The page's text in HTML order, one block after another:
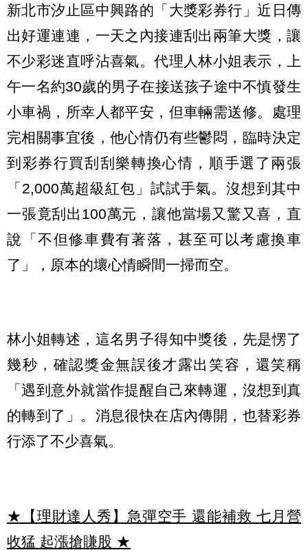
新北市汐止區中興路的「大獎彩券行」近日傳
出好運連連，一天之內接連刮出兩筆大獎，讓
不少彩迷直呼沾喜氣。代理人林小姐表示，上
午一名約30歲的男子在接送孩子途中不慎發生
小車禍，所幸人都平安，但車輛需送修。處理
完相關事宜後，他心情仍有些鬱悶，臨時決定
到彩券行買刮刮樂轉換心情，順手選了兩張
「2,000萬超級紅包」試試手氣。沒想到其中
一張竟刮出100萬元，讓他當場又驚又喜，直
說「不但修車費有著落，甚至可以考慮換車
了」，原本的壞心情瞬間一掃而空。
林小姐轉述，這名男子得知中獎後，先是愣了
幾秒，確認獎金無誤後才露出笑容，還笑稱
「遇到意外就當作提醒自己來轉運，沒想到真
的轉到了」。消息很快在店內傳開，也替彩券
行添了不少喜氣。
★【理財達人秀】急彈空手 還能補救 七月營
收猛 起漲搶賺股 ★